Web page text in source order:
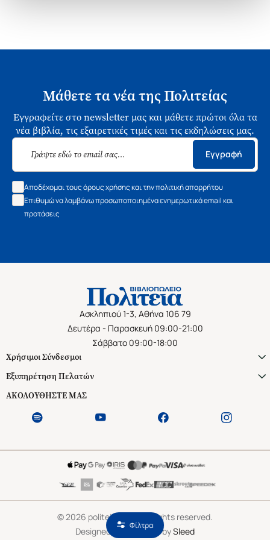
Φίλτρα
Μάθετε τα νέα της Πολιτείας
Εγγραφείτε στο newsletter μας και μάθετε πρώτοι όλα τα
νέα βιβλία, τις εξαιρετικές τιμές και τις εκδηλώσεις μας.
Εγγραφή
Αποδέχομαι τους όρους χρήσης και την πολιτική απορρήτου
Επιθυμώ να λαμβάνω προσωποποιημένα ενημερωτικά email και
προτάσεις
Ασκληπιού 1-3, Αθήνα 106 79
Δευτέρα - Παρασκευή 09:00-21:00
Σάββατο 09:00-18:00
Χρήσιμοι Σύνδεσμοι
Εξυπηρέτηση Πελατών
ΑΚΟΛΟΥΘΗΣΤΕ ΜΑΣ
© 2026 politeianet.gr All rights reserved.
Designed & Developed bySleed